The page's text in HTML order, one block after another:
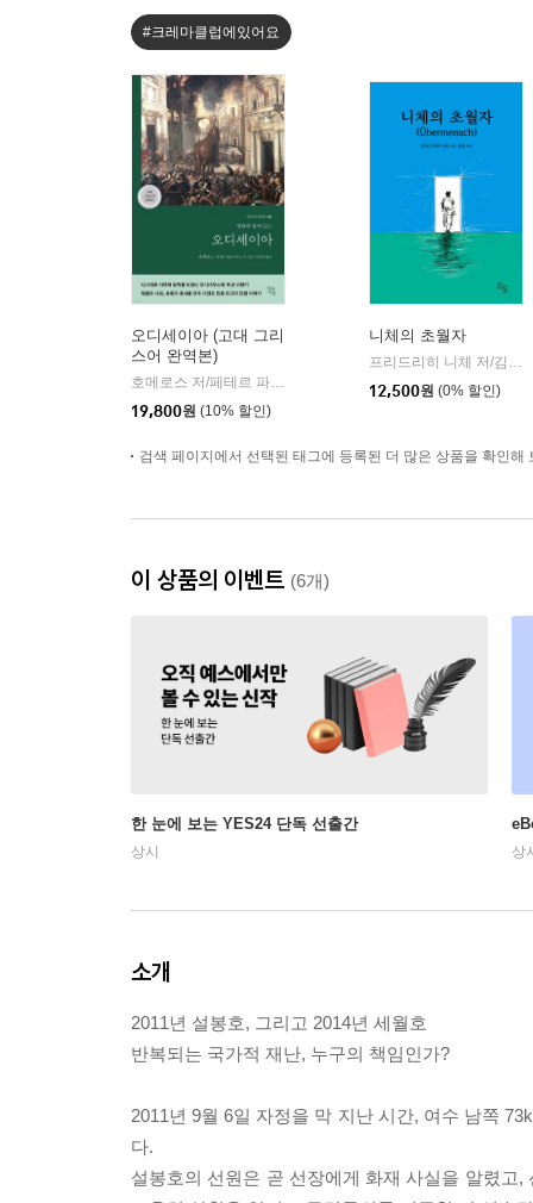
#크레마클럽에있어요
오디세이아 (고대 그리
스어 완역본)
| 현대지성
19,800원 (10% 할인)
니체의 초월자
12,500원 (0% 할인)
검색 페이지에서 선택된 태그에 등록된 더 많은 상품을 확인해
이 상품의 이벤트 (6개)
한 눈에 보는 YES24 단독 선출간
상시 상
소개
2011년 설봉호, 그리고 2014년 세월호
반복되는 국가적 재난, 누구의 책임인가?
2011년 9월 6일 자정을 막 지난 시간, 여수 남쪽
다.
설봉호의 선원은 곧 선장에게 화재 사실을 알렸고